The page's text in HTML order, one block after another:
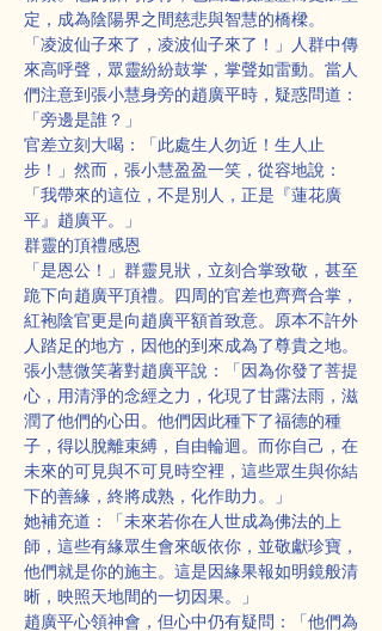
定，成為陰陽界之間慈悲與智慧的橋樑。
「凌波仙子來了，凌波仙子來了！」人群中傳
來高呼聲，眾靈紛紛鼓掌，掌聲如雷動。當人
們注意到張小慧身旁的趙廣平時，疑惑問道：
「旁邊是誰？」
官差立刻大喝：「此處生人勿近！生人止
步！」然而，張小慧盈盈一笑，從容地說：
「我帶來的這位，不是別人，正是『蓮花廣
平』趙廣平。」
群靈的頂禮感恩
「是恩公！」群靈見狀，立刻合掌致敬，甚至
跪下向趙廣平頂禮。四周的官差也齊齊合掌，
紅袍陰官更是向趙廣平額首致意。原本不許外
人踏足的地方，因他的到來成為了尊貴之地。
張小慧微笑著對趙廣平說：「因為你發了菩提
心，用清淨的念經之力，化現了甘露法雨，滋
潤了他們的心田。他們因此種下了福德的種
子，得以脫離束縛，自由輪迴。而你自己，在
未來的可見與不可見時空裡，這些眾生與你結
下的善緣，終將成熟，化作助力。」
她補充道：「未來若你在人世成為佛法的上
師，這些有緣眾生會來皈依你，並敬獻珍寶，
他們就是你的施主。這是因緣果報如明鏡般清
晰，映照天地間的一切因果。」
趙廣平心領神會，但心中仍有疑問：「他們為